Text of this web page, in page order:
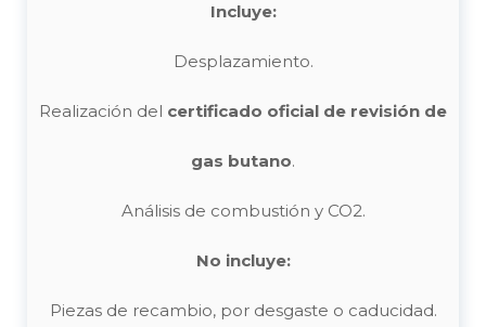
Incluye:
Desplazamiento.
Realización del certificado oficial de revisión de
gas butano.
Análisis de combustión y CO2.
No incluye:
Piezas de recambio, por desgaste o caducidad.